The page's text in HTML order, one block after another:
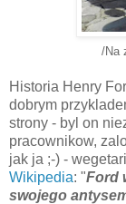
/Na
Historia Henry
dobrym
strony - byl on
pracownikow,
jak ja ;-) -
Wikipedia: "Ford
swojego